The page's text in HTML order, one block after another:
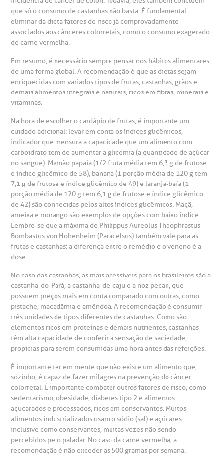
que só o consumo de castanhas não basta. É fundamental
eliminar da dieta fatores de risco já comprovadamente
associados aos cânceres colorretais, como o consumo exagerado
de carne vermelha.
Em resumo, é necessário sempre pensar nos hábitos alimentares
de uma forma global. A recomendação é que as dietas sejam
enriquecidas com variados tipos de frutas, castanhas, grãos e
demais alimentos integrais e naturais, ricos em fibras, minerais e
vitaminas.
Na hora de escolher o cardápio de frutas, é importante um
cuidado adicional: levar em conta os índices glicêmicos,
indicador que mensura a capacidade que um alimento com
carboidrato tem de aumentar a glicemia (a quantidade de açúcar
no sangue). Mamão papaia (1/2 fruta média tem 6,3 g de frutose
e índice glicêmico de 58), banana (1 porção média de 120 g tem
7,1 g de frutose e índice glicêmico de 49) e laranja-baía (1
porção média de 120 g tem 6,1 g de frutose e índice glicêmico
de 42) são conhecidas pelos altos índices glicêmicos. Maçã,
ameixa e morango são exemplos de opções com baixo índice.
Lembre-se que a máxima de Philippus Aureolus Theophrastus
Bombastus von Hohenheim (Paracelsus) também vale para as
frutas e castanhas: a diferença entre o remédio e o veneno é a
dose.
No caso das castanhas, as mais acessíveis para os brasileiros são a
castanha-do-Pará, a castanha-de-caju e a noz pecan, que
possuem preços mais em conta comparado com outras, como
pistache, macadâmia e amêndoa. A recomendação é consumir
três unidades de tipos diferentes de castanhas. Como são
elementos ricos em proteínas e demais nutrientes, castanhas
têm alta capacidade de conferir a sensação de saciedade,
propícias para serem consumidas uma hora antes das refeições.
É importante ter em mente que não existe um alimento que,
sozinho, é capaz de fazer milagres na prevenção do câncer
colorretal. É importante combater outros fatores de risco, como
sedentarismo, obesidade, diabetes tipo 2 e alimentos
açucarados e processados, ricos em conservantes. Muitos
alimentos industrializados usam o sódio (sal) e açúcares
inclusive como conservantes, muitas vezes não sendo
percebidos pelo paladar. No caso da carne vermelha, a
recomendação é não exceder as 500 gramas por semana.